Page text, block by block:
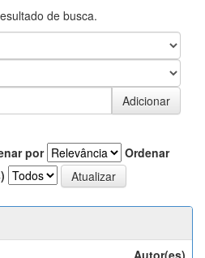
de busca.
por
Ordenar
Autor(es)